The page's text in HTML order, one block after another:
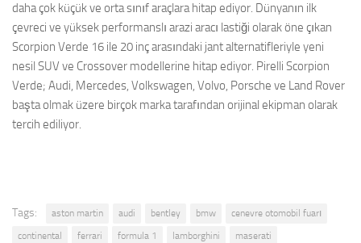
daha çok küçük ve orta sınıf araçlara hitap ediyor. Dünyanın ilk
çevreci ve yüksek performanslı arazi aracı lastiği olarak öne çıkan
Scorpion Verde 16 ile 20 inç arasındaki jant alternatifleriyle yeni
nesil SUV ve Crossover modellerine hitap ediyor. Pirelli Scorpion
Verde; Audi, Mercedes, Volkswagen, Volvo, Porsche ve Land Rover
başta olmak üzere birçok marka tarafından orijinal ekipman olarak
tercih ediliyor.
Tags: aston martin audi bentley bmw
cenevre otomobil fuarı
continental
ferrari formula 1 lamborghini
maserati